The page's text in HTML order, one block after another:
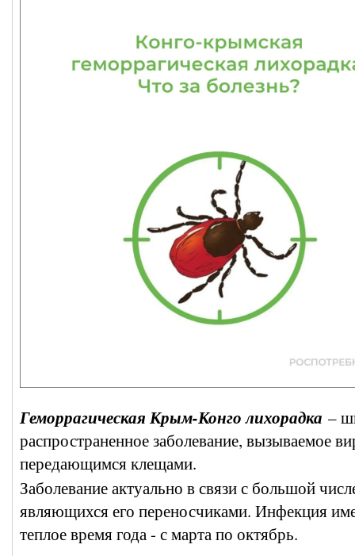
Геморрагическая Крым-Конго лихорадка –
распространенное заболевание, вызываемое
передающимся клещами.
Заболевание актуально в связи с большой
являющихся его переносчиками. Инфекция
теплое время года - с марта по октябрь.